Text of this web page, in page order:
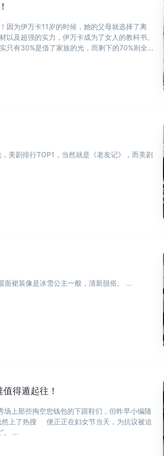
因为伊万卡11岁的时候，她的父母就选择了离
及超强的实力，伊万卡成为了女人的教科书。
只有30%是借了家族的光，而剩下的70%则全靠
美剧排行TOP1，当然就是《老友记》，而美剧
裙装像是冰雪公主一般，清新脱俗。 ...
得遁起往！
上那些掏空您钱包的下跟鞋们，但昨早小编随
上了热搜 便正正在妇女节当天，为抗议被迫
。 ...